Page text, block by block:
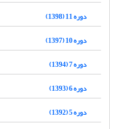
دوره 11 (1398)
دوره 10 (1397)
دوره 7 (1394)
دوره 6 (1393)
دوره 5 (1392)